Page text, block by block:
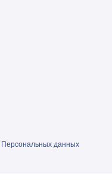
Персональных данных